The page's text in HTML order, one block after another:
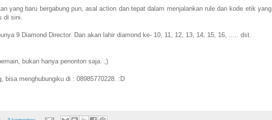
yang baru bergabung pun, asal action dan tepat dalam menjalankan rule dan kode etik yang
di sini.
9 Diamond Director. Dan akan lahir diamond ke- 10, 11, 12, 13, 14, 15, 16, ..... dst.
bukan hanya penonton saja. ;)
bisa menghubungiku di : 08985770228. :D